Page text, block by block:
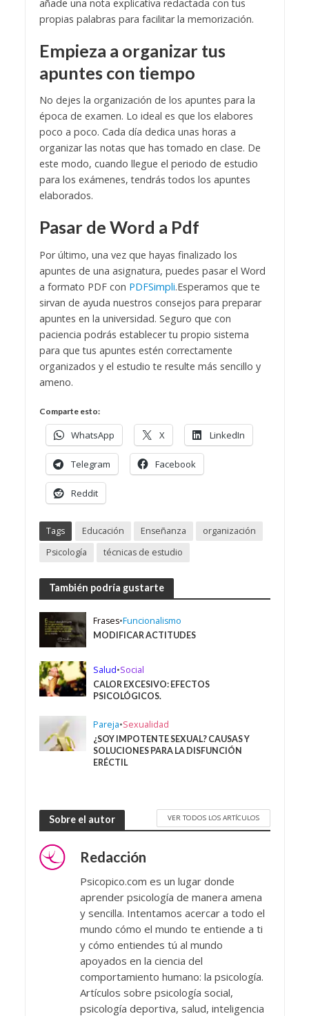
añade una nota explicativa redactada con tus
propias palabras para facilitar la memorización.
Empieza a organizar tus
apuntes con tiempo
No dejes la organización de los apuntes para la
época de examen. Lo ideal es que los elabores
poco a poco. Cada día dedica unas horas a
organizar las notas que has tomado en clase. De
este modo, cuando llegue el periodo de estudio
para los exámenes, tendrás todos los apuntes
elaborados.
Pasar de Word a Pdf
Por último, una vez que hayas finalizado los
apuntes de una asignatura, puedes pasar el Word
a formato PDF con PDFSimpli.Esperamos que te
sirvan de ayuda nuestros consejos para preparar
apuntes en la universidad. Seguro que con
paciencia podrás establecer tu propio sistema
para que tus apuntes estén correctamente
organizados y el estudio te resulte más sencillo y
ameno.
Comparte esto:
WhatsApp X LinkedIn
Telegram Facebook
Reddit
Tags Educación Enseñanza
organización
Psicología
técnicas de estudio
También podría gustarte
Frases•Funcionalismo
MODIFICAR ACTITUDES
Salud•Social
CALOR EXCESIVO: EFECTOS
PSICOLÓGICOS.
Pareja•Sexualidad
¿SOY IMPOTENTE SEXUAL? CAUSAS Y
SOLUCIONES PARA LA DISFUNCIÓN
ERÉCTIL
Sobre el autor VER TODOS LOS ARTÍCULOS
Redacción
Psicopico.com es un lugar donde
aprender psicología de manera amena
y sencilla. Intentamos acercar a todo el
mundo cómo el mundo te entiende a ti
y cómo entiendes tú al mundo
apoyados en la ciencia del
comportamiento humano: la psicología.
Artículos sobre psicología social,
psicología deportiva, salud, inteligencia